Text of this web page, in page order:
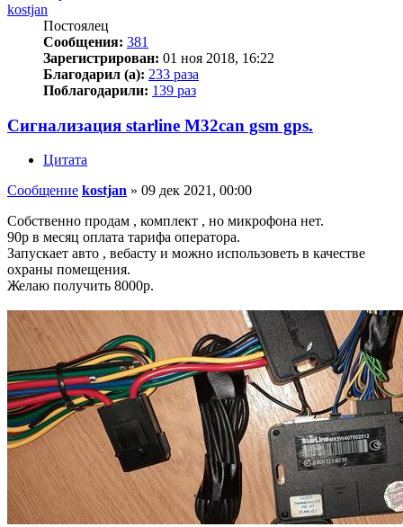
kostjan
Постоялец
Сообщения: 381
Зарегистрирован: 01 ноя 2018, 16:22
Благодарил (а): 233 раза
Поблагодарили: 139 раз
Сигнализация starline M32can gsm gps.
Цитата
Сообщение kostjan » 09 дек 2021, 00:00
Собственно продам , комплект , но микрофона нет.
90р в месяц оплата тарифа оператора.
Запускает авто , вебасту и можно использоветь в качестве
охраны помещения.
Желаю получить 8000р.